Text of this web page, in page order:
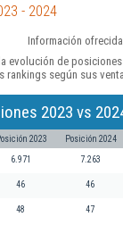
- 2024
Información
evolución de posiciones
rankings según sus
2023 vs
2023 Posición 2024
6.971 7.263
46 46
48 47